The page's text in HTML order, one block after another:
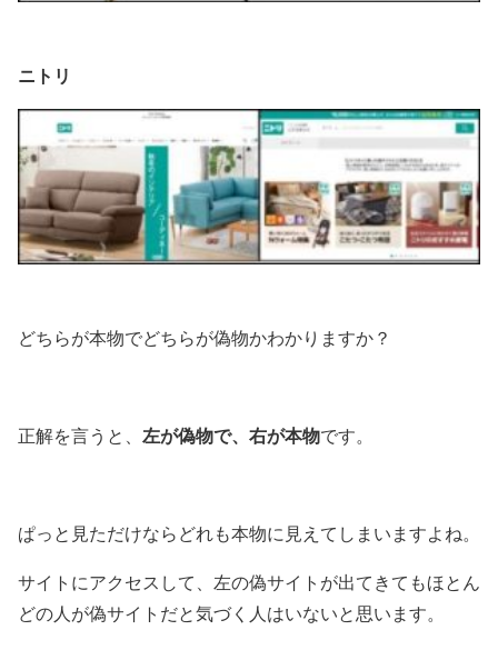
ニトリ
どちらが本物でどちらが偽物かわかりますか？
正解を言うと、 左が偽物で、右が本物です。
ぱっと見ただけならどれも本物に見えてしまいますよね。
サイトにアクセスして、左の偽サイトが出てきてもほとん
どの人が偽サイトだと気づく人はいないと思います。